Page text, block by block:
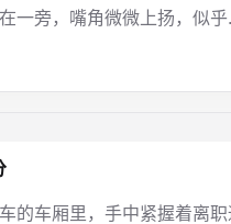
一旁，嘴角微微上扬，似乎
的车厢里，手中紧握着离